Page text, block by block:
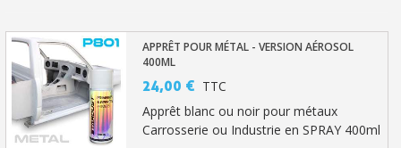
APPRÊT POUR MÉTAL - VERSION AÉROSOL
400ML
24,00 € TTC
Apprêt blanc ou noir pour métaux
Carrosserie ou Industrie en SPRAY 400ml